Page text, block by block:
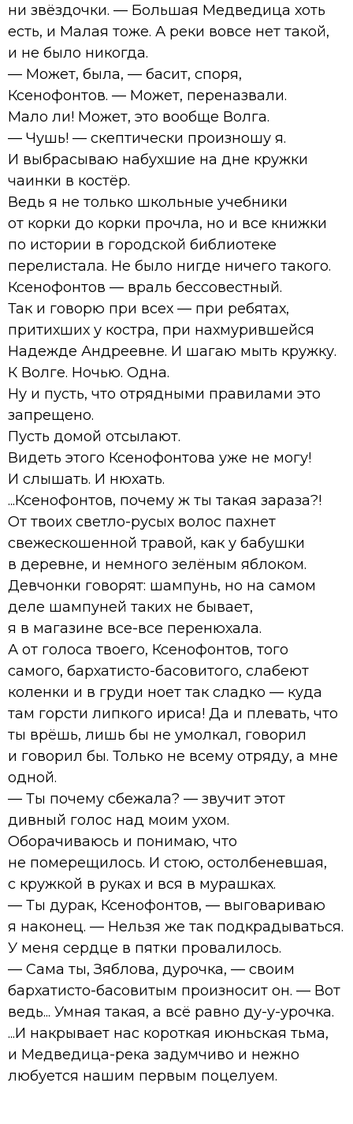
ни звёздочки. — Большая Медведица хоть
есть, и Малая тоже. А реки вовсе нет такой,
и не было никогда.
— Может, была, — басит, споря,
Ксенофонтов. — Может, переназвали.
Мало ли! Может, это вообще Волга.
— Чушь! — скептически произношу я.
И выбрасываю набухшие на дне кружки
чаинки в костёр.
Ведь я не только школьные учебники
от корки до корки прочла, но и все книжки
по истории в городской библиотеке
перелистала. Не было нигде ничего такого.
Ксенофонтов — враль бессовестный.
Так и говорю при всех — при ребятах,
притихших у костра, при нахмурившейся
Надежде Андреевне. И шагаю мыть кружку.
К Волге. Ночью. Одна.
Ну и пусть, что отрядными правилами это
запрещено.
Пусть домой отсылают.
Видеть этого Ксенофонтова уже не могу!
И слышать. И нюхать.
...Ксенофонтов, почему ж ты такая зараза?!
От твоих светло-русых волос пахнет
свежескошенной травой, как у бабушки
в деревне, и немного зелёным яблоком.
Девчонки говорят: шампунь, но на самом
деле шампуней таких не бывает,
я в магазине все-все перенюхала.
А от голоса твоего, Ксенофонтов, того
самого, бархатисто-басовитого, слабеют
коленки и в груди ноет так сладко — куда
там горсти липкого ириса! Да и плевать, что
ты врёшь, лишь бы не умолкал, говорил
и говорил бы. Только не всему отряду, а мне
одной.
— Ты почему сбежала? — звучит этот
дивный голос над моим ухом.
Оборачиваюсь и понимаю, что
не померещилось. И стою, остолбеневшая,
с кружкой в руках и вся в мурашках.
— Ты дурак, Ксенофонтов, — выговариваю
я наконец. — Нельзя же так подкрадываться.
У меня сердце в пятки провалилось.
— Сама ты, Зяблова, дурочка, — своим
бархатисто-басовитым произносит он. — Вот
ведь... Умная такая, а всё равно ду-у-урочка.
...И накрывает нас короткая июньская тьма,
и Медведица-река задумчиво и нежно
любуется нашим первым поцелуем.